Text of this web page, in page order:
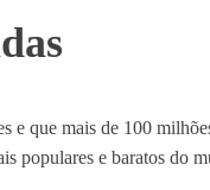
e que mais de 100
populares e baratos do